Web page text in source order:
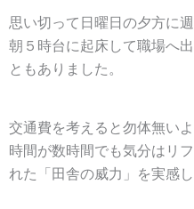
思い切って日曜日の夕方に
朝５時台に起床して職場へ
ともありました。
交通費を考えると勿体無い
時間が数時間でも気分はリ
れた「田舎の威力」を実感し